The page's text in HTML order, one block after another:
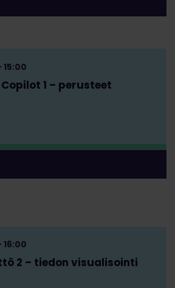
1 – perusteet
15:00
2 – tiedon visualisointi
16:00